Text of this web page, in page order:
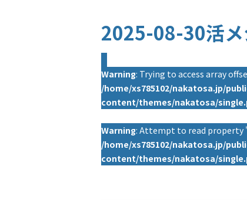
2025-08-30活メ
Warning: Trying to access array
/home/xs785102/nakatosa.jp/
content/themes/nakatosa/
Warning: Attempt to read property
/home/xs785102/nakatosa.jp/
content/themes/nakatosa/